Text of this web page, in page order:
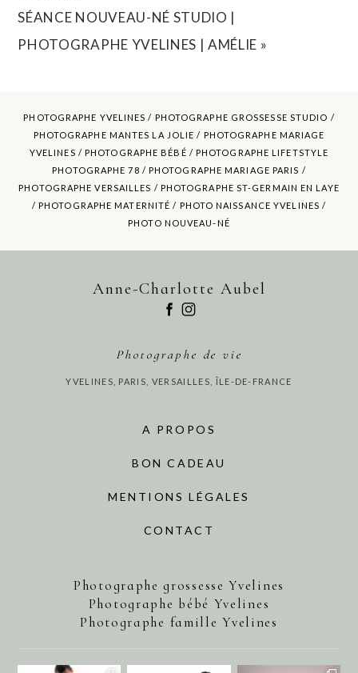
POST COMMENT
SÉANCE NOUVEAU-NÉ STUDIO |
PHOTOGRAPHE YVELINES | AMÉLIE »
PHOTOGRAPHE YVELINES / PHOTOGRAPHE GROSSESSE STUDIO /
PHOTOGRAPHE MANTES LA JOLIE / PHOTOGRAPHE MARIAGE
YVELINES / PHOTOGRAPHE BÉBÉ / PHOTOGRAPHE LIFETSTYLE
PHOTOGRAPHE 78 / PHOTOGRAPHE MARIAGE PARIS /
PHOTOGRAPHE VERSAILLES / PHOTOGRAPHE ST-GERMAIN EN LAYE
/ PHOTOGRAPHE MATERNITÉ / PHOTO NAISSANCE YVELINES /
PHOTO NOUVEAU-NÉ
Anne-Charlotte Aubel
Photographe de vie
YVELINES, PARIS, VERSAILLES, ÎLE-DE-FRANCE
A PROPOS
BON CADEAU
MENTIONS LÉGALES
CONTACT
Photographe grossesse Yvelines
Photographe bébé Yvelines
Photographe famille Yvelines
annecharlotteaubel annecharlotteaubel annecharlotteaubel